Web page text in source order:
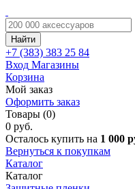
Найти
+7 (383) 383 25 84
Вход Магазины
Корзина
Мой заказ
Оформить заказ
Товары (0)
0 руб.
Осталось купить на 1 000
Вернуться к покупкам
Каталог
Каталог